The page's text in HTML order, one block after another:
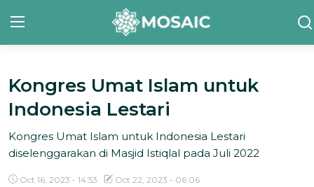
Contact
Tentang Kami
Risalah
Team Kami
Kongres Umat Islam untuk
Indonesia Lestari
Kongres Umat Islam untuk Indonesia Lestari
diselenggarakan di Masjid Istiqlal pada Juli 2022
Oct 16, 2023 - 14:53 Oct 22, 2023 - 06:06